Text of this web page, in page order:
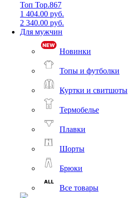
Топ Top.867
1 404.00 руб.
2 340.00 руб.
Для мужчин
Новинки
Топы и футболки
Куртки и свитшоты
Термобелье
Плавки
Шорты
Брюки
Все товары